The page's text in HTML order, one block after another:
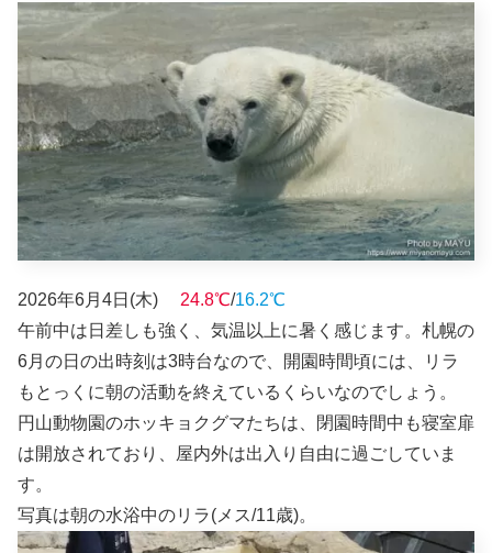
2026年6月4日(木) 24.8℃/16.2℃
午前中は日差しも強く、気温以上に暑く感じます。札幌の
6月の日の出時刻は3時台なので、開園時間頃には、リラ
もとっくに朝の活動を終えているくらいなのでしょう。
円山動物園のホッキョクグマたちは、閉園時間中も寝室扉
は開放されており、屋内外は出入り自由に過ごしていま
す。
写真は朝の水浴中のリラ(メス/11歳)。